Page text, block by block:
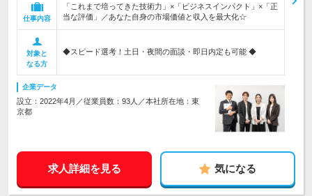
仕事内容
「これまで培ってきた技術力」×「ビジネスインパクト」×「正
当な評価」／あなた自身の市場価値と収入を最大化☆
対象と
なる方
◆スピード選考！土日・夜間の面談・即日内定も可能 ◆
企業データ
設立：2022年4月／従業員数：93人／本社所在地：東
京都
求人詳細を見る 気になる